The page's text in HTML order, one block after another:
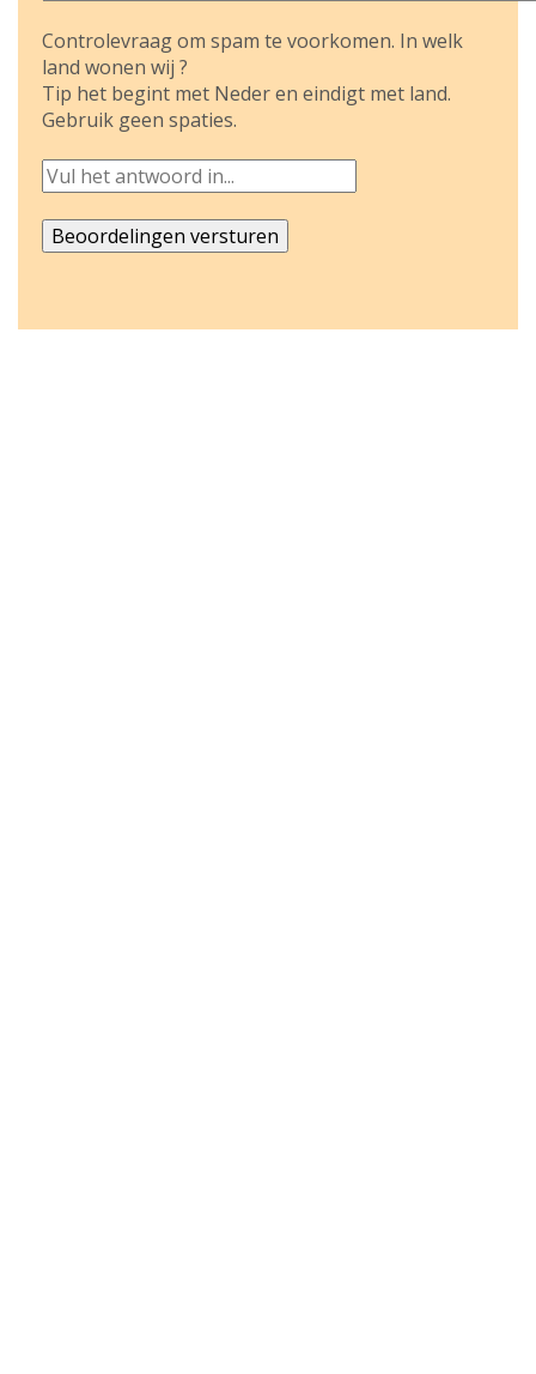
Controlevraag om spam te voorkomen. In welk
land wonen wij ?
Tip het begint met Neder en eindigt met land.
Gebruik geen spaties.